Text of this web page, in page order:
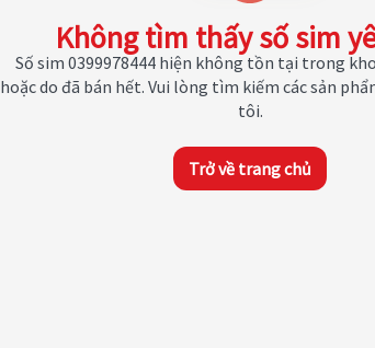
Không tìm thấy số sim
Số sim 0399978444 hiện không tồn tại trong
hoặc do đã bán hết. Vui lòng tìm kiếm các sản
tôi.
Trở về trang chủ